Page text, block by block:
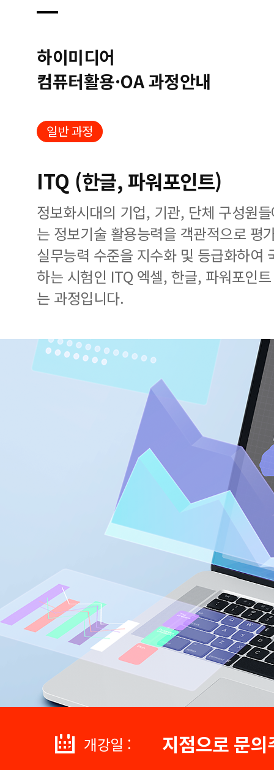
하이미디어
컴퓨터활용·OA 과정안내
일반 과정
ITQ (한글, 파워포인트)
정보화시대의 기업, 기관, 단체 구성원
는 정보기술 활용능력을 객관적으로 평
실무능력 수준을 지수화 및 등급화하여
하는 시험인 ITQ 엑셀, 한글, 파워포인
는 과정입니다.
개강일 : 지점으로 문